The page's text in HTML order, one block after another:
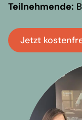
Newsletter
Kontakt
Teilnehmende:
Jetzt